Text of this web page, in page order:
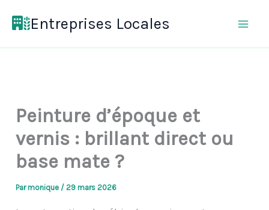
Entreprises Locales
Peinture d’époque et
vernis : brillant direct ou
base mate ?
Parmonique /29 mars 2026